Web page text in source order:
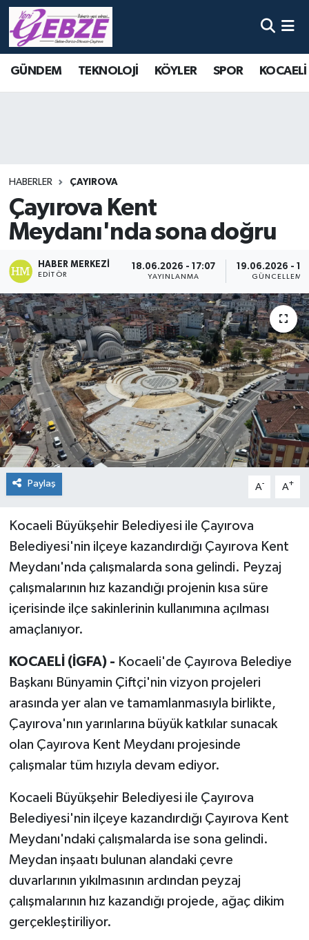
GÜNDEM TEKNOLOJİ KÖYLER SPOR
HABERLER ÇAYIROVA
Çayırova Kent
Meydanı'nda sona doğru
HABER MERKEZI
EDITÖR
18.06.2026 - 17:07
YAYINLANMA
19.06.2026 -
GÜNCELLEME
Paylaş A- A+
Kocaeli Büyükşehir Belediyesi ile Çayırova
Belediyesi'nin ilçeye kazandırdığı Çayırova Kent
Meydanı'nda çalışmalarda sona gelindi. Peyzaj
çalışmalarının hız kazandığı projenin kısa süre
içerisinde ilçe sakinlerinin kullanımına açılması
amaçlanıyor.
KOCAELİ (İGFA) - Kocaeli'de Çayırova Belediye
Başkanı Bünyamin Çiftçi'nin vizyon projeleri
arasında yer alan ve tamamlanmasıyla birlikte,
Çayırova'nın yarınlarına büyük katkılar sunacak
olan Çayırova Kent Meydanı projesinde
çalışmalar tüm hızıyla devam ediyor.
Kocaeli Büyükşehir Belediyesi ile Çayırova
Belediyesi'nin ilçeye kazandırdığı Çayırova Kent
Meydanı'ndaki çalışmalarda ise sona gelindi.
Meydan inşaatı bulunan alandaki çevre
duvarlarının yıkılmasının ardından peyzaj
çalışmalarının hız kazandığı projede, ağaç dikim
gerçekleştiriliyor.
Nöbetçi Eczaneler
Tüm Manşetler
Son Dakika Haberleri
Haber Arşivi